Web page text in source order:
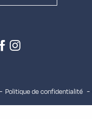
Politique de confidentialité